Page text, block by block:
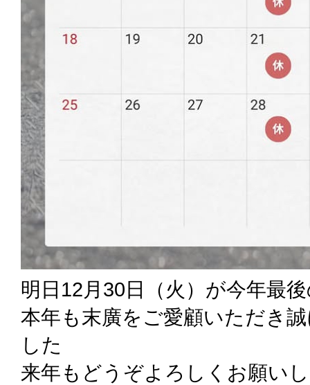
明日12月30日（火）が今年最
本年も末廣をご愛顧いただき
した
来年もどうぞよろしくお願い